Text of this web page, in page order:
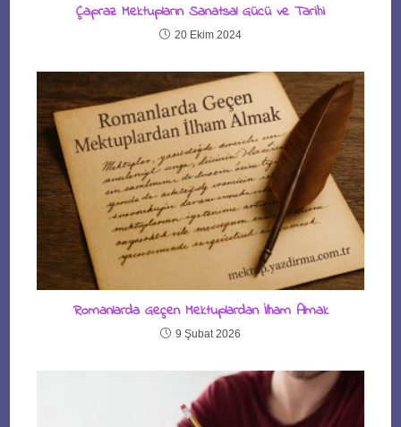
Çapraz Mektupların Sanatsal Gücü ve Tarihi
20 Ekim 2024
Romanlarda Geçen Mektuplardan İlham Almak
9 Şubat 2026